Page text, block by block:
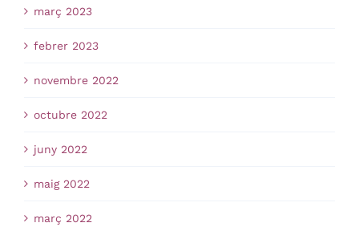
març 2023
febrer 2023
novembre 2022
octubre 2022
juny 2022
maig 2022
març 2022